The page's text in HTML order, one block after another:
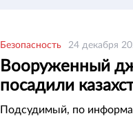
Безопасность 24 декабря
Вооруженный
посадили
шахидом
Подсудимый, по